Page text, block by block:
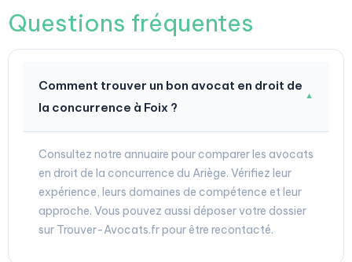
Questions fréquentes
Comment trouver un bon avocat en droit de
la concurrence à Foix ?
▼
Consultez notre annuaire pour comparer les avocats
en droit de la concurrence du Ariège. Vérifiez leur
expérience, leurs domaines de compétence et leur
approche. Vous pouvez aussi déposer votre dossier
sur Trouver-Avocats.fr pour être recontacté.